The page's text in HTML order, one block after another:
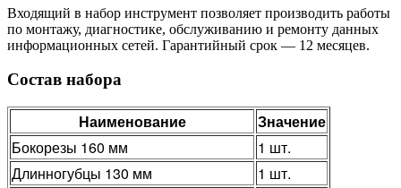
Входящий в набор инструмент позволяет производить работы
по монтажу, диагностике, обслуживанию и ремонту данных
информационных сетей. Гарантийный срок — 12 месяцев.
Состав набора
Наименование
Значение
Бокорезы 160 мм
1 шт.
Длинногубцы 130 мм
1 шт.